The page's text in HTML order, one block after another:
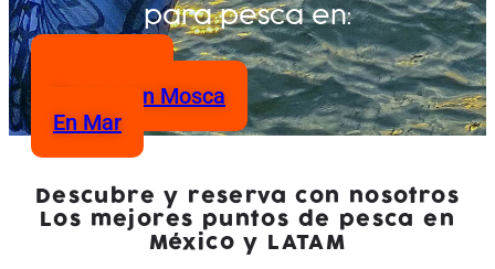
para pesca en:
Pesca con Mosca
En Mar
Descubre y reserva con nosotros
Los mejores puntos de pesca en
México y LATAM